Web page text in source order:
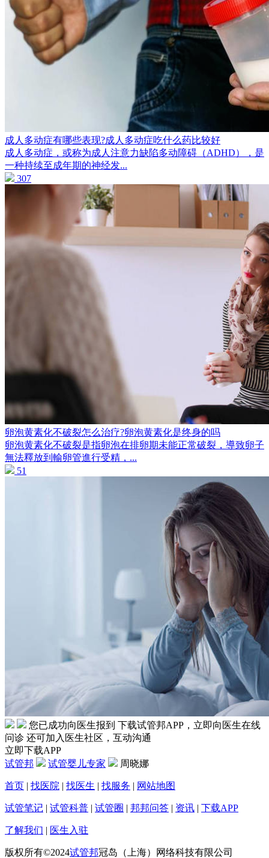
成人多动症有哪些表现?成人多动症吃什么药比较好
成人多动症，或称为成人注意力缺陷多动障碍（ADHD），是
一种持续至成年期的神经发...
307
卵泡黄素化不破裂怎么治疗?卵泡黄素化是终身的吗
卵泡黄素化不破裂是指卵泡在排卵期未能正常破裂，導致卵子
無法釋放到輸卵管進行受精，...
51
您已成功向医生报到 下载试管邦APP，立即向医生在线
问诊 还可加入医生社区，互动沟通
立即下载APP
试管邦
试管婴儿专家 周晓娜
首页 | 找医院 | 找医生 | 找服务 | 网站地图
试管笔记 | 试管科普 | 试管圈 | 邦邦问答 | 资讯 | 下载APP
了解我们 | 医生入驻
版权所有©2024试管邦冠岛（上海）网络科技有限公司